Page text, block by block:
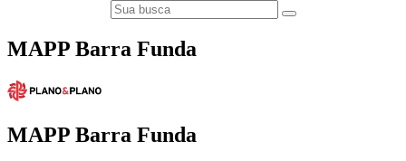
MAPP Barra Funda
MAPP Barra Funda